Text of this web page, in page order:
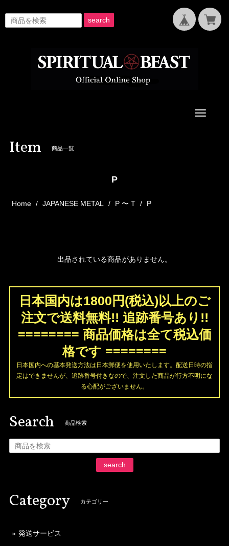
search
Toggle
Item 商品一覧
P
Home JAPANESE METAL P 〜 T P
出品されている商品がありません。
日本国内は1800円(税込)以上のご
注文で送料無料!! 追跡番号あり!!
======== 商品価格は全て税込価
格です ========
日本国内への基本発送方法は日本郵便を使用いたします。配送日時の指
定はできませんが、追跡番号付きなので、注文した商品が行方不明にな
る心配がございません。
Search 商品検索
search
Category カテゴリー
発送サービス